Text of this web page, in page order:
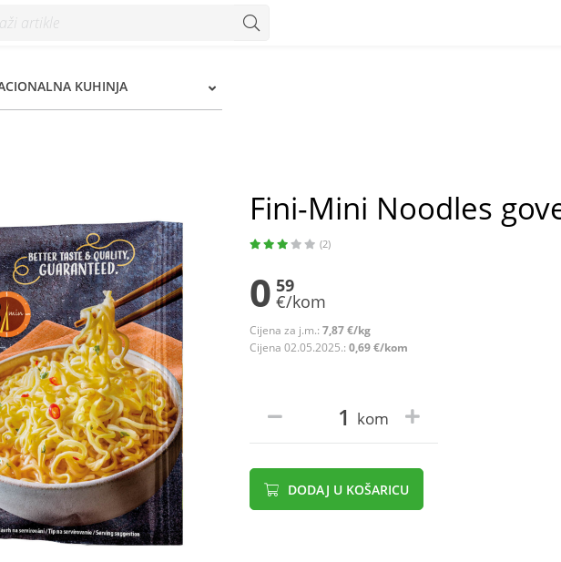
KUHINJA
Fini-Mini Noodles
(2)
0 59
€/kom
Cijena za j.m.: 7,87 €/kg
Cijena 02.05.2025.: 0,69 €/kom
kom
DODAJ U KOŠARICU